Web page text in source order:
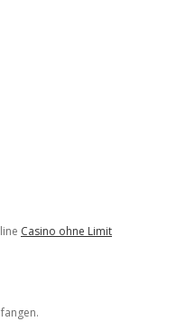
Casino ohne Limit